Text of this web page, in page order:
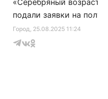
Город, 25.08.2025 11:24
«Серебряный возраст»
подали заявки на
сертификата для
музеев